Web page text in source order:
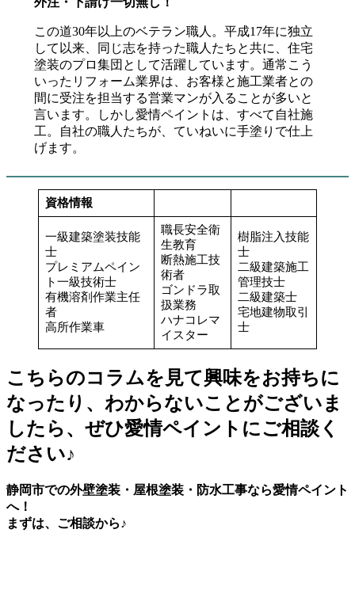
この道30年以上のベテラン職人。平成17年に独立
して以来、同じ志を持った職人たちと共に、住宅
塗装のプロ集団として活躍しています。通常こう
いったリフォーム業界は、お客様と施工業者との
間に受注を担当する営業マンが入ることが多いと
言います。しかし愛情ペイントは、すべて自社施
工。自社の職人たちが、ていねいに手塗りで仕上
げます。
資格情報
一級建築塗装技能
士
プレミアムペイン
ト一級技術士
有機溶剤作業主任
者
高所作業車
職長安全衛
生教育
断熱施工技
術者
ゴンドラ取
扱業務
ハナコレマ
イスター
樹脂注入技能
士
二級建築施工
管理技士
二級建築士
宅地建物取引
士
こちらのコラムを見て興味をお持ちに
なったり、わからないことがございま
したら、ぜひ愛情ペイントにご相談く
ださい♪
静岡市での外壁塗装・屋根塗装・防水工事なら愛情ペイント
へ！
まずは、ご相談から♪